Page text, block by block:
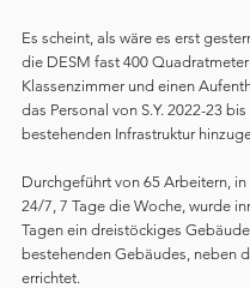
Es scheint, als wäre es erst
die DESM fast 400 Quadratmeter
Klassenzimmer und einen
das Personal von S.Y. 2022-23 bis
bestehenden Infrastruktur
Durchgeführt von 65 Arbeitern, in
24/7, 7 Tage die Woche, wurde
Tagen ein dreistöckiges
bestehenden Gebäudes, neben
errichtet.